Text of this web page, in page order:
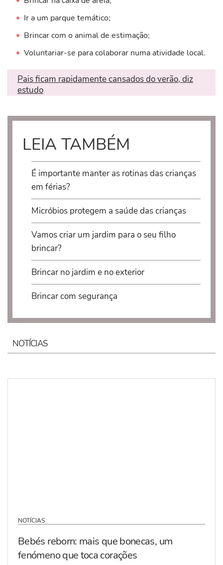
Ir a um parque temático;
Brincar com o animal de estimação;
Voluntariar-se para colaborar numa atividade local.
Pais ficam rapidamente cansados do verão, diz
estudo
LEIA TAMBÉM
É importante manter as rotinas das crianças
em férias?
Micróbios protegem a saúde das crianças
Vamos criar um jardim para o seu filho
brincar?
​Brincar no jardim e no exterior
Brincar com segurança
NOTÍCIAS
NOTÍCIAS
Bebés reborn: mais que bonecas, um
fenómeno que toca corações